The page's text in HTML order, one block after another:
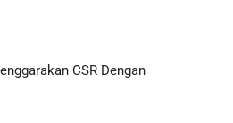
CSR Dengan